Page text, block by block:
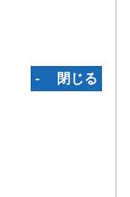
‐ 閉じる